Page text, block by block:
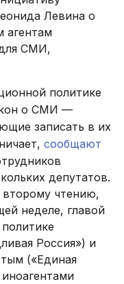
Левина о
агентам
СМИ,
политике
о СМИ —
записать в их
сообщают
депутатов.
чтению,
неделе, главой
Россия») и
(«Единая